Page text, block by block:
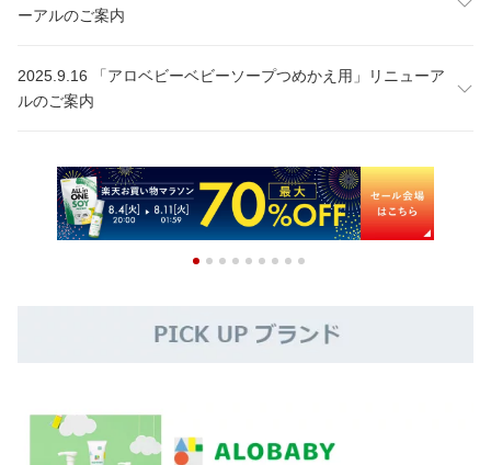
ーアルのご案内
2025.9.16 「アロベビーベビーソープつめかえ用」リニューア
ルのご案内